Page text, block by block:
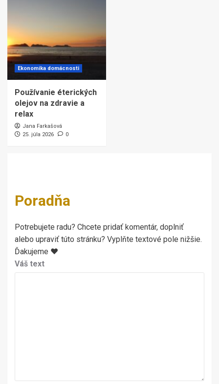
Ekonomika domácnosti
Používanie éterických
olejov na zdravie a
relax
Jana Farkašová
25. júla 2026
0
Poradňa
Potrebujete radu? Chcete pridať komentár, doplniť
alebo upraviť túto stránku? Vyplňte textové pole nižšie.
Ďakujeme ♥
Váš text